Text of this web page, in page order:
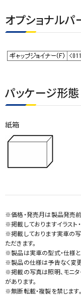
オプショナルパ
パッケージ形態
紙箱
※価格・発売月は製品発売前
※掲載しておりますイラスト
※掲載しております実車の
ただきます。
※製品は実車の型式・仕様
※製品の仕様は予告なく変更
※掲載の写真は照明、モニ
があります。
※無断転載・複製を禁じます。